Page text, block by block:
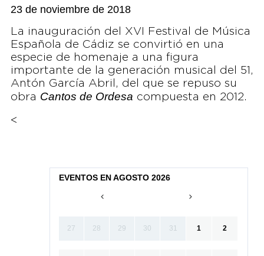
23 de noviembre de 2018
La inauguración del XVI Festival de Música
Española de Cádiz se convirtió en una
especie de homenaje a una figura
importante de la generación musical del 51,
Antón García Abril, del que se repuso su
obra Cantos de Ordesa compuesta en 2012.
<
EVENTOS EN AGOSTO 2026
27 28 29 30 31 1 2